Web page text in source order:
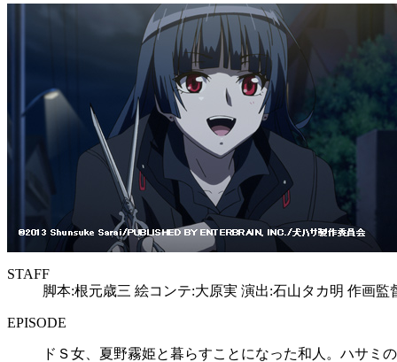
STAFF
脚本:根元歳三 絵コンテ:大原実 演出:石山タカ明 作画
EPISODE
ドＳ女、夏野霧姫と暮らすことになった和人。ハサミ